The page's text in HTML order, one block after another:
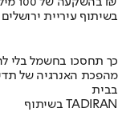
בשיתוף עיריית ירושלים
כך תחסכו בחשמל בלי
מהפכת האנרגיה של
בבית
בשיתוף TADIRAN